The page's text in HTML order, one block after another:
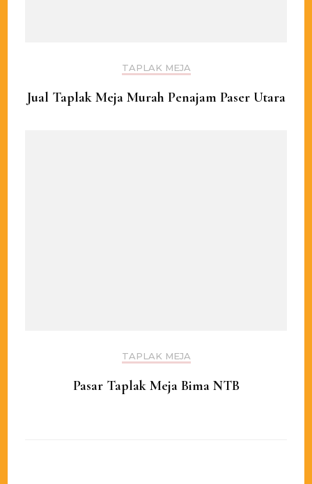
TAPLAK MEJA
Jual Taplak Meja Murah Penajam Paser Utara
TAPLAK MEJA
Pasar Taplak Meja Bima NTB